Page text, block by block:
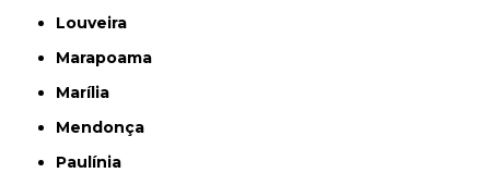
Louveira
Marapoama
Marília
Mendonça
Paulínia